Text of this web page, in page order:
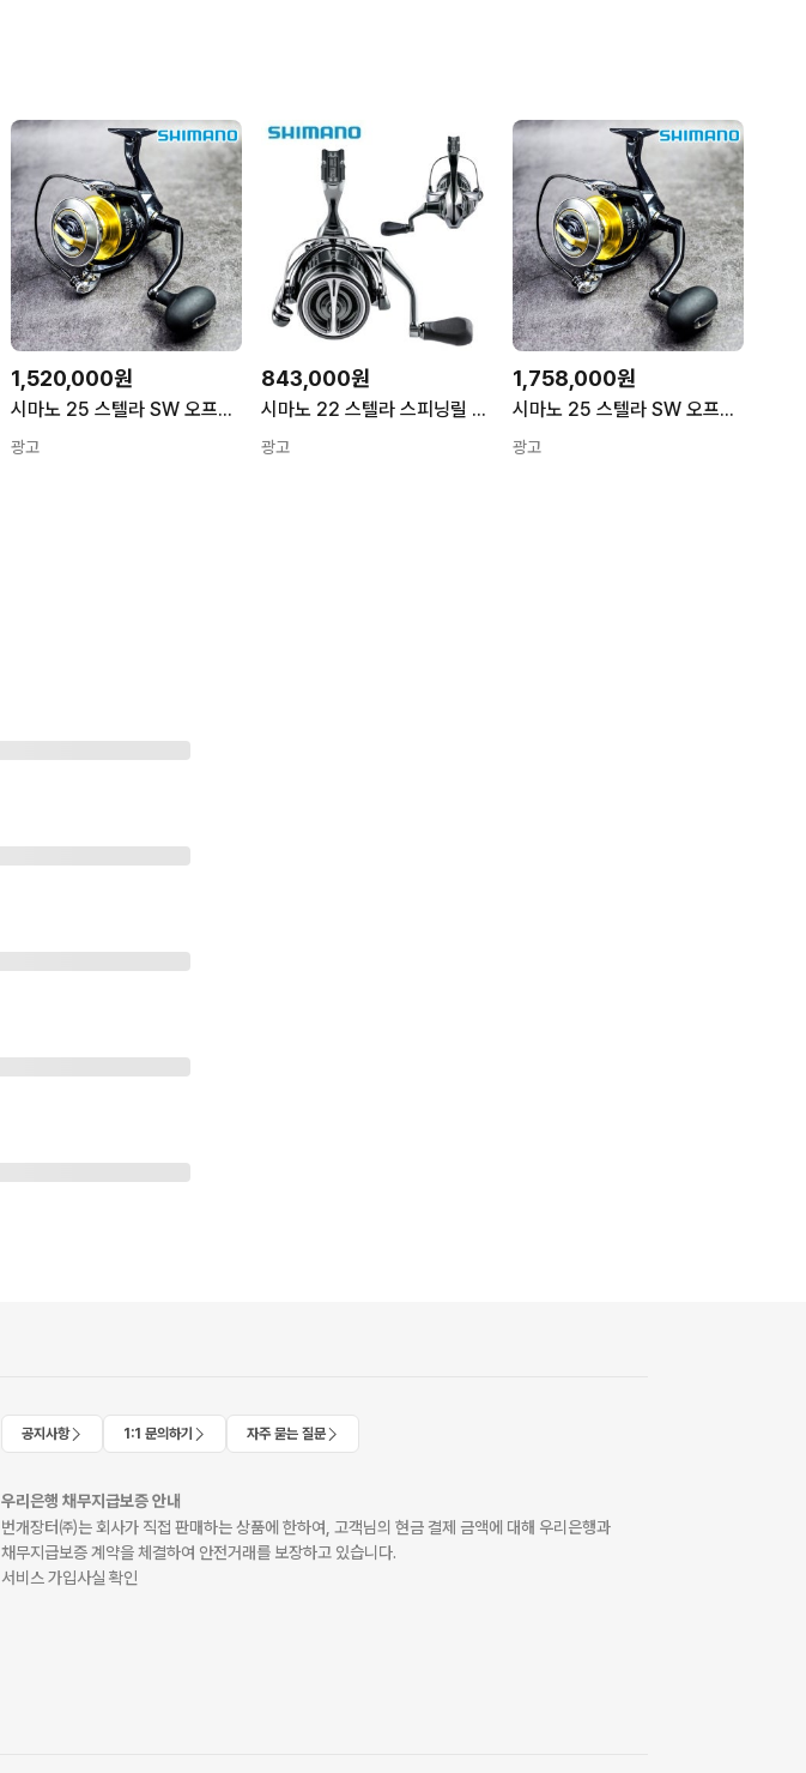
1,520,000원
시마노 25 스텔라 SW 오프쇼어 부시리 방어 참치 빅게임 스피닝릴 14000XG
광고
843,000원
시마노 22 스텔라 스피닝릴 갯바위낚시 바다릴 감성돔 벵에돔 참돔 C3000XG
광고
1,758,000원
시마노 25 스텔라 SW 오프쇼어 부시리 방어 참치 빅게임 스피닝릴 20000PG
광고
공지사항 1:1 문의하기 자주 묻는 질문
우리은행 채무지급보증 안내
번개장터㈜는 회사가 직접 판매하는 상품에 한하여, 고객님의 현금 결제 금액에 대해 우리은행과
채무지급보증 계약을 체결하여 안전거래를 보장하고 있습니다.
서비스 가입사실 확인